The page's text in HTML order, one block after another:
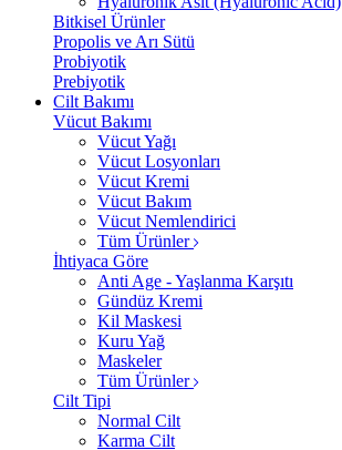
Bitkisel Ürünler
Propolis ve Arı Sütü
Probiyotik
Prebiyotik
Cilt Bakımı
Vücut Bakımı
Vücut Yağı
Vücut Losyonları
Vücut Kremi
Vücut Bakım
Vücut Nemlendirici
Tüm Ürünler
İhtiyaca Göre
Anti Age - Yaşlanma Karşıtı
Gündüz Kremi
Kil Maskesi
Kuru Yağ
Maskeler
Tüm Ürünler
Cilt Tipi
Normal Cilt
Karma Cilt